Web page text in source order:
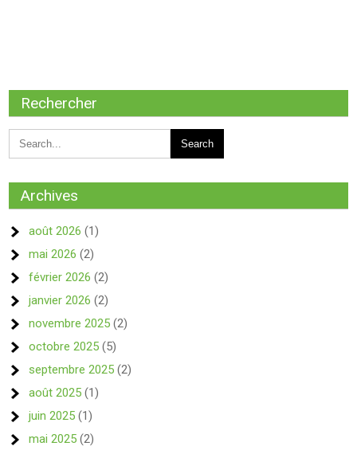
Rechercher
Archives
août 2026 (1)
mai 2026 (2)
février 2026 (2)
janvier 2026 (2)
novembre 2025 (2)
octobre 2025 (5)
septembre 2025 (2)
août 2025 (1)
juin 2025 (1)
mai 2025 (2)